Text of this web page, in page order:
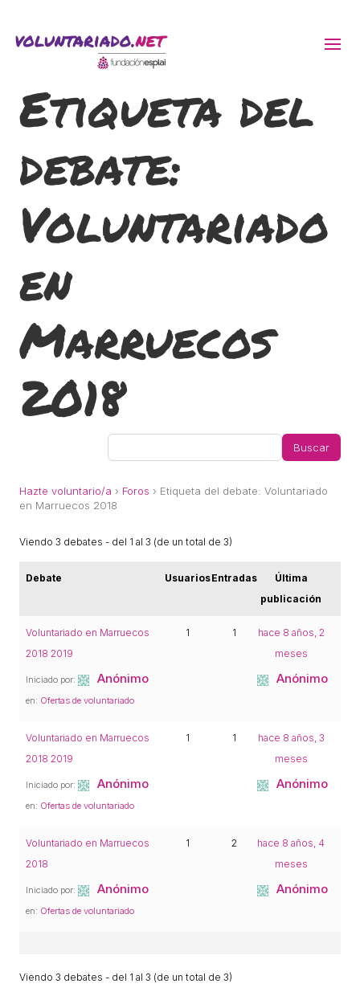
Etiqueta del
debate:
Voluntariado
en
Marruecos
2018
Hazte voluntario/a › Foros › Etiqueta del debate: Voluntariado
en Marruecos 2018
Viendo 3 debates - del 1 al 3 (de un total de 3)
Debate UsuariosEntradas
Última
publicación
Voluntariado en Marruecos
2018 2019
Iniciado por: Anónimo
en: Ofertas de voluntariado
1 1
hace 8 años, 2
meses
Anónimo
Voluntariado en Marruecos
2018 2019
Iniciado por: Anónimo
en: Ofertas de voluntariado
1 1
hace 8 años, 3
meses
Anónimo
Voluntariado en Marruecos
2018
Iniciado por: Anónimo
en: Ofertas de voluntariado
1 2
hace 8 años, 4
meses
Anónimo
Viendo 3 debates - del 1 al 3 (de un total de 3)
ACCIÓ SOCIAL I JOVES
ESPLAIS
SUPORT TERCER SECTOR
CONEIX FUNDESPLAI
La Fundació
L'equip
Missió i valors
Els comptes clars
Proposta educativa
ACTUALITAT